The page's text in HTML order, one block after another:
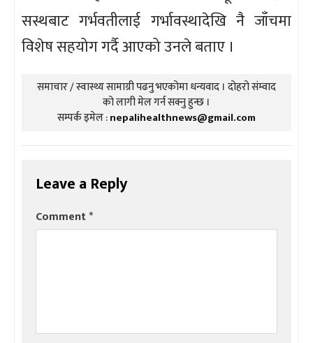
सस्थबाट गर्भवतीलाई गर्भावस्थादेखि नै जाँचमा
विशेष सहयोग गर्दै आएको उनले बताए ।
समाचार / स्वास्थ्य सामाग्री पढनु भएकोमा धन्यवाद । दोहरो संम्वाद
को लागी मेल गर्न सक्नु हुन्छ ।
सम्पर्क इमेल :nepalihealthnews@gmail.com
Leave a Reply
Comment*